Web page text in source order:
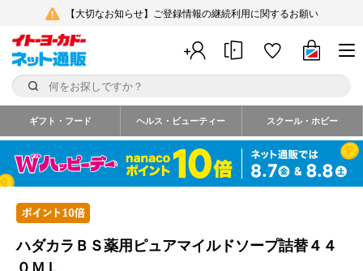
【大切なお知らせ】ご登録情報の継続利用に関するお願い
ギフト・フード ヘルス・ビューティー スクール・ホビー
ハダカラＢＳ薬用ピュアマイルドソープ詰替４４